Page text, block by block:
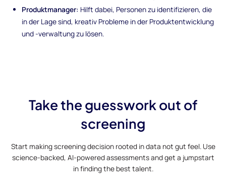
Produktmanager: Hilft dabei, Personen zu identifizieren, die
in der Lage sind, kreativ Probleme in der Produktentwicklung
und -verwaltung zu lösen.
Take the guesswork out of
screening
Start making screening decision rooted in data not gut feel. Use
science-backed, AI-powered assessments and get a jumpstart
in finding the best talent.